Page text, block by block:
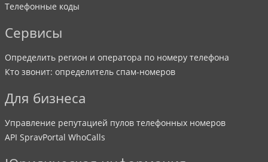
Телефонные коды
Сервисы
Определить регион и оператора по номеру телефона
Кто звонит: определитель спам-номеров
Для бизнеса
Управление репутацией пулов телефонных номеров
API SpravPortal WhoCalls